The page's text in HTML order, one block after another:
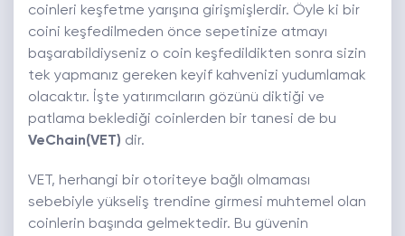
coinleri keşfetme yarışına girişmişlerdir. Öyle ki bir
coini keşfedilmeden önce sepetinize atmayı
başarabildiyseniz o coin keşfedildikten sonra sizin
tek yapmanız gereken keyif kahvenizi yudumlamak
olacaktır. İşte yatırımcıların gözünü diktiği ve
patlama beklediği coinlerden bir tanesi de bu
VeChain(VET) dir.
VET, herhangi bir otoriteye bağlı olmaması
sebebiyle yükseliş trendine girmesi muhtemel olan
coinlerin başında gelmektedir. Bu güvenin